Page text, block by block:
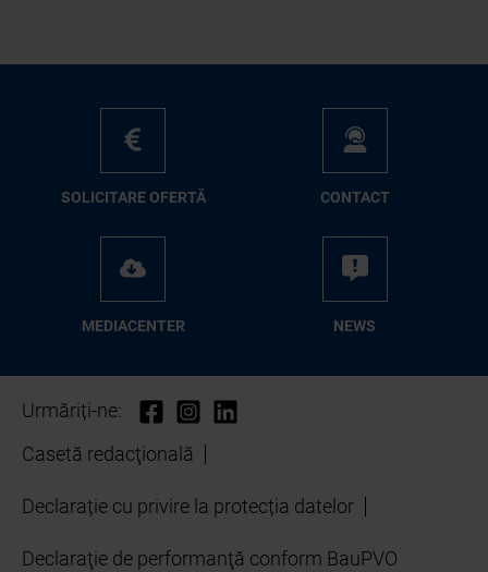
SO­LI­CI­TA­RE OFER­TĂ CON­TA­CT
ME­D­IA­CEN­TER NEWS
Urmăriți-ne:
Casetă redacţională
Declarație cu privire la protecția datelor
Declaraţie de performanţă conform BauPVO